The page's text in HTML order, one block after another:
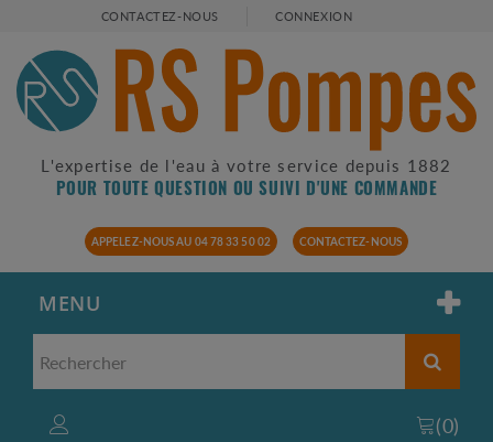
CONTACTEZ-NOUS CONNEXION
L'expertise de l'eau à votre service depuis 1882
POUR TOUTE QUESTION OU SUIVI D'UNE COMMANDE
APPELEZ-NOUS AU 04 78 33 50 02 CONTACTEZ-NOUS
MENU
(0)